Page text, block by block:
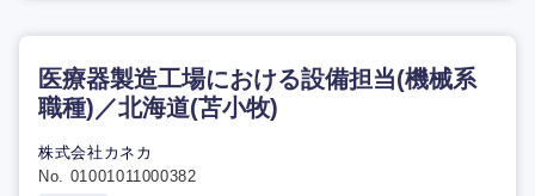
医療器製造工場における設備担当(機械系
職種)／北海道(苫小牧)
株式会社カネカ
No. 01001011000382